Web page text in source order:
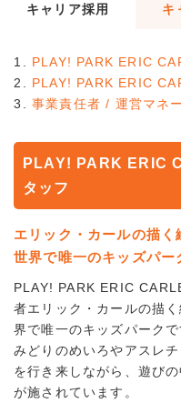
キャリア採用
キ
PLAY! PARK ERIC
PLAY! PARK ERIC
事業責任者 / 運営マネ
PLAY! PARK ERIC
タッフ
エリック・カールの描く
世界で唯一のキッズパー
PLAY! PARK ERIC
者エリック・カールの描
界で唯一のキッズパークで
みどりのめいろやアスレ
を行き来しながら、遊び
が施されています。